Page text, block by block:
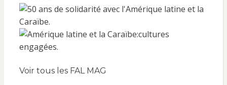
Voir tous les FAL MAG